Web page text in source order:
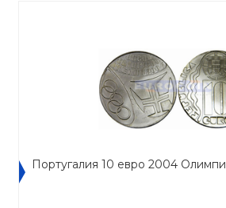
Португалия 10 евро 2004